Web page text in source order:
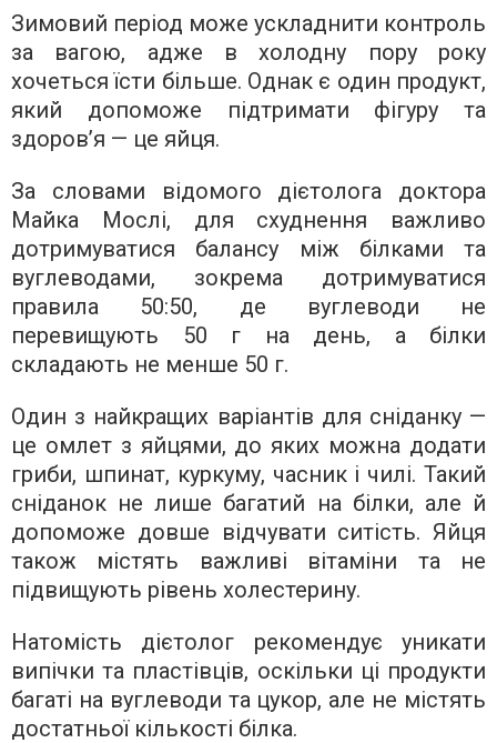
Зимовий період може ускладнити контроль
за вагою, адже в холодну пору року
хочеться їсти більше. Однак є один продукт,
який допоможе підтримати фігуру та
здоров’я — це яйця.
За словами відомого дієтолога доктора
Майка Мослі, для схуднення важливо
дотримуватися балансу між білками та
вуглеводами, зокрема дотримуватися
правила 50:50, де вуглеводи не
перевищують 50 г на день, а білки
складають не менше 50 г.
Один з найкращих варіантів для сніданку —
це омлет з яйцями, до яких можна додати
гриби, шпинат, куркуму, часник і чилі. Такий
сніданок не лише багатий на білки, але й
допоможе довше відчувати ситість. Яйця
також містять важливі вітаміни та не
підвищують рівень холестерину.
Натомість дієтолог рекомендує уникати
випічки та пластівців, оскільки ці продукти
багаті на вуглеводи та цукор, але не містять
достатньої кількості білка.